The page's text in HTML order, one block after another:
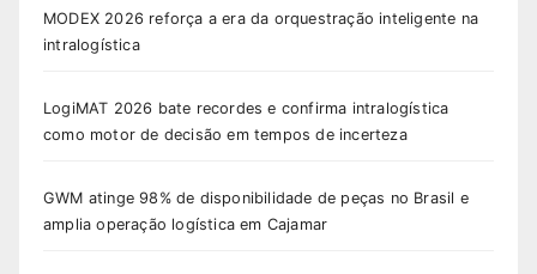
MODEX 2026 reforça a era da orquestração inteligente na
intralogística
LogiMAT 2026 bate recordes e confirma intralogística
como motor de decisão em tempos de incerteza
GWM atinge 98% de disponibilidade de peças no Brasil e
amplia operação logística em Cajamar